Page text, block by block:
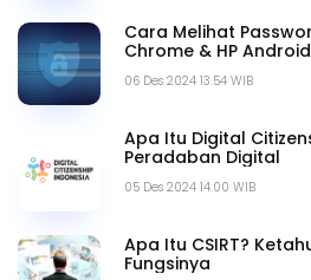
06 Des 2024 13.54 WIB
Cara Melihat
Chrome & HP
05 Des 2024 14.00 WIB
Apa Itu Digital
Peradaban Digital
Apa Itu CSIRT?
Fungsinya